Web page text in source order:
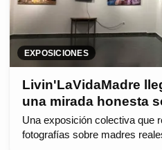
EXPOSICIONES
Livin'LaVidaMadre
una mirada honesta
Una exposición colectiva que
fotografías sobre madres